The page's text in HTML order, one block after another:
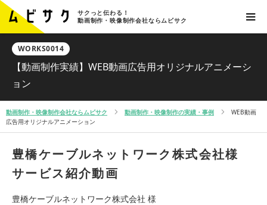
サクっと伝わる！
動画制作・映像制作会社ならムビサク
WORKS0014
【動画制作実績】WEB動画広告用オリジナルアニメーシ
ョン
動画制作・映像制作会社ならムビサク 動画制作・映像制作の実績・事例
WEB動画
広告用オリジナルアニメーション
豊橋ケーブルネットワーク株式会社様
サービス紹介動画
豊橋ケーブルネットワーク株式会社 様